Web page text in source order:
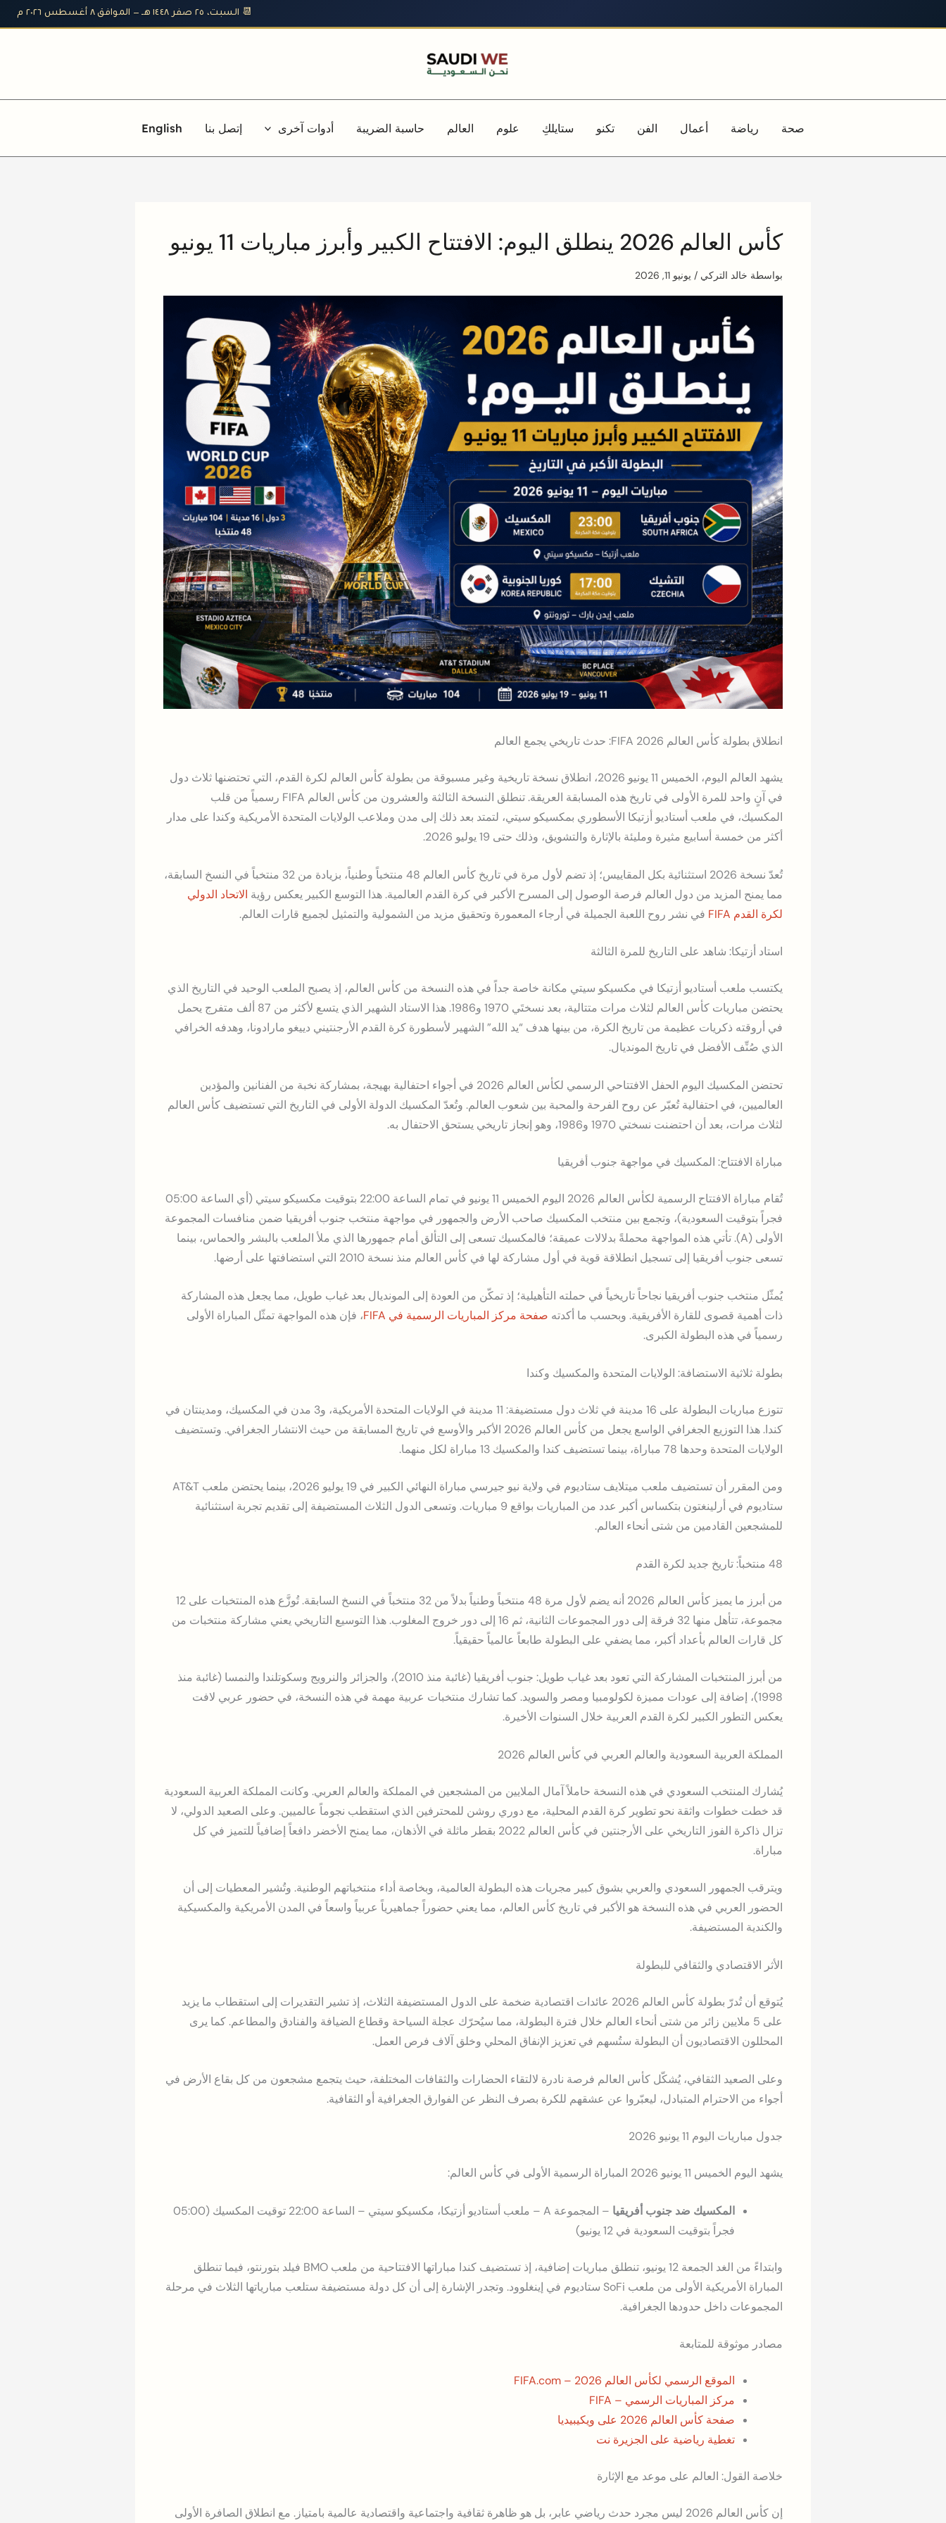
📆 السبت، ٢٥ صفر ١٤٤٨ هـ — الموافق ٨ أغسطس ٢٠٢٦ م
إلى
صحة رياضة أعمال الفن تكنو ستايلكِ علوم العالم حاسبة الضريبة أدوات آخرى إتصل بنا English
كأس العالم 2026 ينطلق اليوم: الافتتاح الكبير وأبرز مباريات 11 يونيو
بواسطة خالد التركي / يونيو 11, 2026
انطلاق بطولة كأس العالم FIFA 2026: حدث تاريخي يجمع العالم
يشهد العالم اليوم، الخميس 11 يونيو 2026، انطلاق نسخة تاريخية وغير مسبوقة من بطولة كأس العالم لكرة القدم، التي تحتضنها ثلاث دول
في آنٍ واحد للمرة الأولى في تاريخ هذه المسابقة العريقة. تنطلق النسخة الثالثة والعشرون من كأس العالم FIFA رسمياً من قلب
المكسيك، في ملعب أستاديو أزتيكا الأسطوري بمكسيكو سيتي، لتمتد بعد ذلك إلى مدن وملاعب الولايات المتحدة الأمريكية وكندا على مدار
أكثر من خمسة أسابيع مثيرة ومليئة بالإثارة والتشويق، وذلك حتى 19 يوليو 2026.
تُعدّ نسخة 2026 استثنائية بكل المقاييس؛ إذ تضم لأول مرة في تاريخ كأس العالم 48 منتخباً وطنياً، بزيادة من 32 منتخباً في النسخ السابقة،
مما يمنح المزيد من دول العالم فرصة الوصول إلى المسرح الأكبر في كرة القدم العالمية. هذا التوسع الكبير يعكس رؤية الاتحاد الدولي
لكرة القدم FIFA
في نشر روح اللعبة الجميلة في أرجاء المعمورة وتحقيق مزيد من الشمولية والتمثيل لجميع قارات العالم.
استاد أزتيكا: شاهد على التاريخ للمرة الثالثة
يكتسب ملعب أستاديو أزتيكا في مكسيكو سيتي مكانة خاصة جداً في هذه النسخة من كأس العالم، إذ يصبح الملعب الوحيد في التاريخ الذي
يحتضن مباريات كأس العالم لثلاث مرات متتالية، بعد نسختَي 1970 و1986. هذا الاستاد الشهير الذي يتسع لأكثر من 87 ألف متفرج يحمل
في أروقته ذكريات عظيمة من تاريخ الكرة، من بينها هدف “يد الله” الشهير لأسطورة كرة القدم الأرجنتيني دييغو مارادونا، وهدفه الخرافي
الذي صُنِّف الأفضل في تاريخ المونديال.
تحتضن المكسيك اليوم الحفل الافتتاحي الرسمي لكأس العالم 2026 في أجواء احتفالية بهيجة، بمشاركة نخبة من الفنانين والمؤدين
العالميين، في احتفالية تُعبّر عن روح الفرحة والمحبة بين شعوب العالم. وتُعدّ المكسيك الدولة الأولى في التاريخ التي تستضيف كأس العالم
لثلاث مرات، بعد أن احتضنت نسختي 1970 و1986، وهو إنجاز تاريخي يستحق الاحتفال به.
مباراة الافتتاح: المكسيك في مواجهة جنوب أفريقيا
تُقام مباراة الافتتاح الرسمية لكأس العالم 2026 اليوم الخميس 11 يونيو في تمام الساعة 22:00 بتوقيت مكسيكو سيتي (أي الساعة 05:00
فجراً بتوقيت السعودية)، وتجمع بين منتخب المكسيك صاحب الأرض والجمهور في مواجهة منتخب جنوب أفريقيا ضمن منافسات المجموعة
الأولى (A). تأتي هذه المواجهة محملةً بدلالات عميقة؛ فالمكسيك تسعى إلى التألق أمام جمهورها الذي ملأ الملعب بالبشر والحماس، بينما
تسعى جنوب أفريقيا إلى تسجيل انطلاقة قوية في أول مشاركة لها في كأس العالم منذ نسخة 2010 التي استضافتها على أرضها.
يُمثّل منتخب جنوب أفريقيا نجاحاً تاريخياً في حملته التأهيلية؛ إذ تمكّن من العودة إلى المونديال بعد غياب طويل، مما يجعل هذه المشاركة
ذات أهمية قصوى للقارة الأفريقية. وبحسب ما أكدته صفحة مركز المباريات الرسمية في FIFA
، فإن هذه المواجهة تمثّل المباراة الأولى
رسمياً في هذه البطولة الكبرى.
بطولة ثلاثية الاستضافة: الولايات المتحدة والمكسيك وكندا
تتوزع مباريات البطولة على 16 مدينة في ثلاث دول مستضيفة: 11 مدينة في الولايات المتحدة الأمريكية، و3 مدن في المكسيك، ومدينتان في
كندا. هذا التوزيع الجغرافي الواسع يجعل من كأس العالم 2026 الأكبر والأوسع في تاريخ المسابقة من حيث الانتشار الجغرافي. وتستضيف
الولايات المتحدة وحدها 78 مباراة، بينما تستضيف كندا والمكسيك 13 مباراة لكل منهما.
ومن المقرر أن تستضيف ملعب ميتلايف ستاديوم في ولاية نيو جيرسي مباراة النهائي الكبير في 19 يوليو 2026، بينما يحتضن ملعب AT&T
ستاديوم في أرلينغتون بتكساس أكبر عدد من المباريات بواقع 9 مباريات. وتسعى الدول الثلاث المستضيفة إلى تقديم تجربة استثنائية
للمشجعين القادمين من شتى أنحاء العالم.
48 منتخباً: تاريخ جديد لكرة القدم
من أبرز ما يميز كأس العالم 2026 أنه يضم لأول مرة 48 منتخباً وطنياً بدلاً من 32 منتخباً في النسخ السابقة. تُوزَّع هذه المنتخبات على 12
مجموعة، تتأهل منها 32 فرقة إلى دور المجموعات الثانية، ثم 16 إلى دور خروج المغلوب. هذا التوسيع التاريخي يعني مشاركة منتخبات من
كل قارات العالم بأعداد أكبر، مما يضفي على البطولة طابعاً عالمياً حقيقياً.
من أبرز المنتخبات المشاركة التي تعود بعد غياب طويل: جنوب أفريقيا (غائبة منذ 2010)، والجزائر والنرويج وسكوتلندا والنمسا (غائبة منذ
1998)، إضافة إلى عودات مميزة لكولومبيا ومصر والسويد. كما تشارك منتخبات عربية مهمة في هذه النسخة، في حضور عربي لافت
يعكس التطور الكبير لكرة القدم العربية خلال السنوات الأخيرة.
المملكة العربية السعودية والعالم العربي في كأس العالم 2026
يُشارك المنتخب السعودي في هذه النسخة حاملاً آمال الملايين من المشجعين في المملكة والعالم العربي. وكانت المملكة العربية السعودية
قد خطت خطوات واثقة نحو تطوير كرة القدم المحلية، مع دوري روشن للمحترفين الذي استقطب نجوماً عالميين. وعلى الصعيد الدولي، لا
تزال ذاكرة الفوز التاريخي على الأرجنتين في كأس العالم 2022 بقطر ماثلة في الأذهان، مما يمنح الأخضر دافعاً إضافياً للتميز في كل
مباراة.
ويترقب الجمهور السعودي والعربي بشوق كبير مجريات هذه البطولة العالمية، وبخاصة أداء منتخباتهم الوطنية. وتُشير المعطيات إلى أن
الحضور العربي في هذه النسخة هو الأكبر في تاريخ كأس العالم، مما يعني حضوراً جماهيرياً عربياً واسعاً في المدن الأمريكية والمكسيكية
والكندية المستضيفة.
الأثر الاقتصادي والثقافي للبطولة
يُتوقع أن تُدرّ بطولة كأس العالم 2026 عائدات اقتصادية ضخمة على الدول المستضيفة الثلاث، إذ تشير التقديرات إلى استقطاب ما يزيد
على 5 ملايين زائر من شتى أنحاء العالم خلال فترة البطولة، مما سيُحرّك عجلة السياحة وقطاع الضيافة والفنادق والمطاعم. كما يرى
المحللون الاقتصاديون أن البطولة ستُسهم في تعزيز الإنفاق المحلي وخلق آلاف فرص العمل.
وعلى الصعيد الثقافي، يُشكّل كأس العالم فرصة نادرة لالتقاء الحضارات والثقافات المختلفة، حيث يتجمع مشجعون من كل بقاع الأرض في
أجواء من الاحترام المتبادل، ليعبّروا عن عشقهم للكرة بصرف النظر عن الفوارق الجغرافية أو الثقافية.
جدول مباريات اليوم 11 يونيو 2026
يشهد اليوم الخميس 11 يونيو 2026 المباراة الرسمية الأولى في كأس العالم:
المكسيك ضد جنوب أفريقيا
– المجموعة A – ملعب أستاديو أزتيكا، مكسيكو سيتي – الساعة 22:00 توقيت المكسيك (05:00
فجراً بتوقيت السعودية في 12 يونيو)
وابتداءً من الغد الجمعة 12 يونيو، تنطلق مباريات إضافية، إذ تستضيف كندا مباراتها الافتتاحية من ملعب BMO فيلد بتورنتو، فيما تنطلق
المباراة الأمريكية الأولى من ملعب SoFi ستاديوم في إينغلوود. وتجدر الإشارة إلى أن كل دولة مستضيفة ستلعب مبارياتها الثلاث في مرحلة
المجموعات داخل حدودها الجغرافية.
مصادر موثوقة للمتابعة
الموقع الرسمي لكأس العالم 2026 – FIFA.com
مركز المباريات الرسمي – FIFA
صفحة كأس العالم 2026 على ويكيبيديا
تغطية رياضية على الجزيرة نت
خلاصة القول: العالم على موعد مع الإثارة
إن كأس العالم 2026 ليس مجرد حدث رياضي عابر، بل هو ظاهرة ثقافية واجتماعية واقتصادية عالمية بامتياز. مع انطلاق الصافرة الأولى